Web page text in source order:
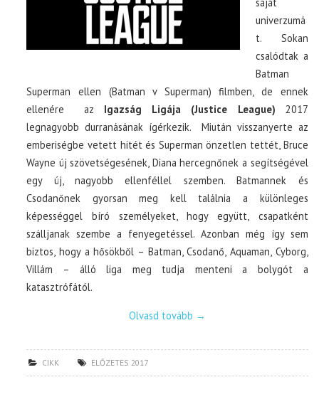
univerzumá
t. Sokan
csalódtak a
Batman
Superman ellen (Batman v Superman) filmben, de ennek
ellenére az Igazság Ligája (Justice League) 2017
legnagyobb durranásának ígérkezik. Miután visszanyerte az
emberiségbe vetett hitét és Superman önzetlen tettét, Bruce
Wayne új szövetségesének, Diana hercegnőnek a segítségével
egy új, nagyobb ellenféllel szemben. Batmannek és
Csodanőnek gyorsan meg kell találnia a különleges
képességgel bíró személyeket, hogy együtt, csapatként
szálljanak szembe a fenyegetéssel. Azonban még így sem
biztos, hogy a hősökből – Batman, Csodanő, Aquaman, Cyborg,
Villám – álló liga meg tudja menteni a bolygót a
katasztrófától.
Olvasd tovább →
CIKK ELŐZETES 2017